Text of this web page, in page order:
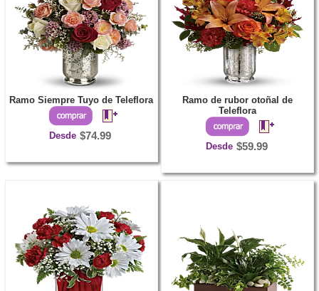
Ramo Siempre Tuyo de Teleflora
Desde $74.99
Ramo de rubor otoñal de
Teleflora
Desde $59.99